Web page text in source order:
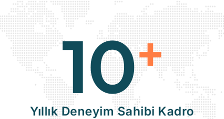
10+
Yıllık Deneyim Sahibi Kadro